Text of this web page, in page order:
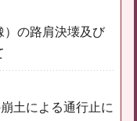
）の路肩決壊及び
土による通行止に